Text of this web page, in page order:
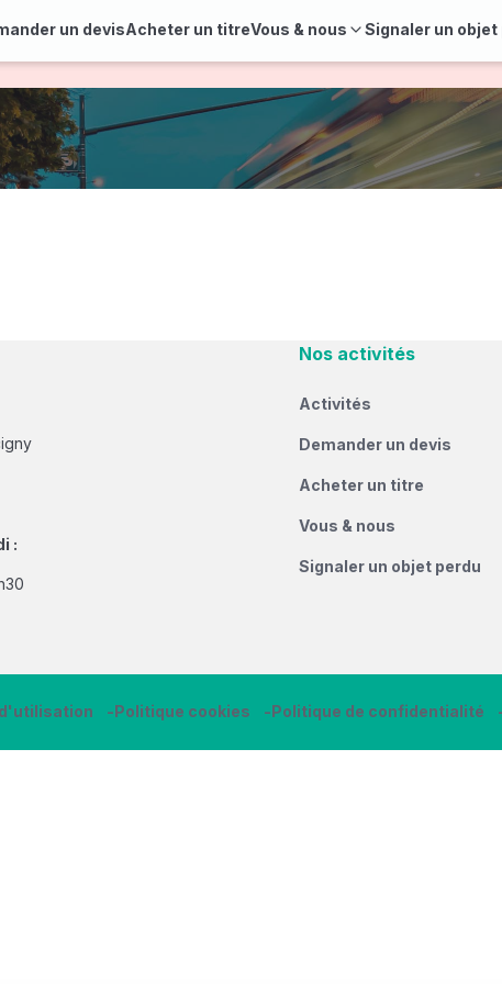
un devisAcheter un titreVous & nous Signaler un objet
:
Nos activités
Activités
Demander un devis
Acheter un titre
Vous & nous
Signaler un objet perdu
Politique cookies Politique de confidentialité